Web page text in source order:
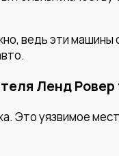
ведь эти
Ленд Ровер
Это уязвимое